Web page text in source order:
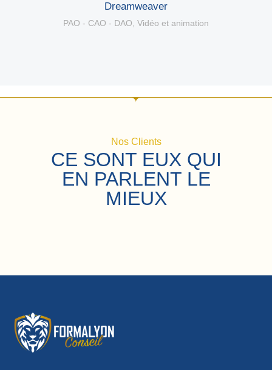
Dreamweaver
PAO - CAO - DAO, Vidéo et animation
Nos Clients
CE SONT EUX QUI
EN PARLENT LE
MIEUX